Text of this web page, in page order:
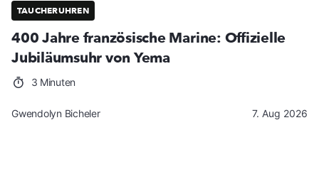
TAUCHERUHREN
400 Jahre französische Marine: Offizielle
Jubiläumsuhr von Yema
3 Minuten
Gwendolyn Bicheler 7. Aug 2026